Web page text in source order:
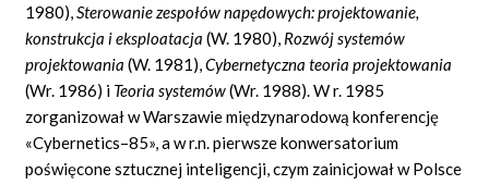
1980),Sterowanie zespołów napędowych: projektowanie,
konstrukcja i eksploatacja(W. 1980), Rozwój systemów
projektowania(W. 1981),Cybernetyczna teoria projektowania
(Wr. 1986) i Teoria systemów(Wr. 1988). W r. 1985
zorganizował w Warszawie międzynarodową konferencję
«Cybernetics–85», a w r.n. pierwsze konwersatorium
poświęcone sztucznej inteligencji, czym zainicjował w Polsce